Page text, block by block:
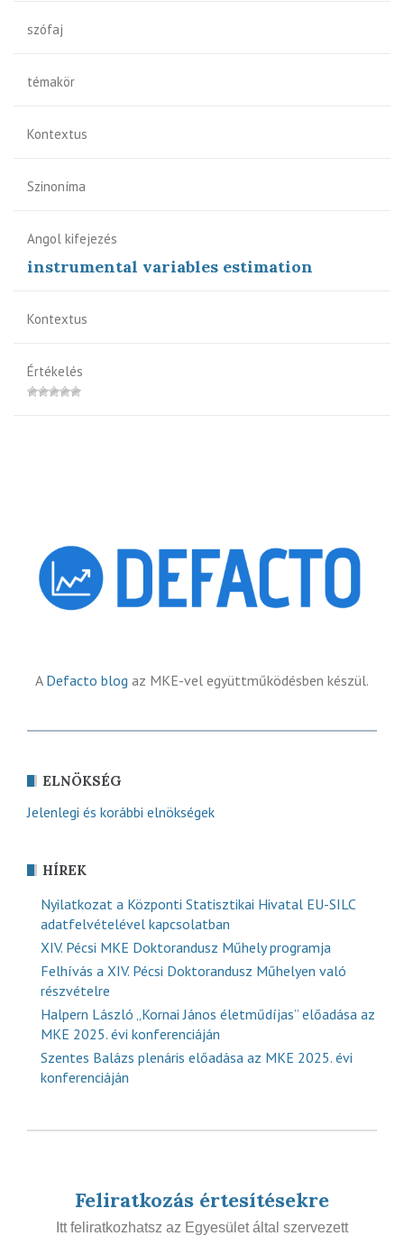
szófaj
témakör
Kontextus
Szinoníma
Angol kifejezés
instrumental variables estimation
Kontextus
Értékelés
A Defacto blog az MKE-vel együttműködésben készül.
ELNÖKSÉG
Jelenlegi és korábbi elnökségek
HÍREK
Nyilatkozat a Központi Statisztikai Hivatal EU-SILC
adatfelvételével kapcsolatban
XIV. Pécsi MKE Doktorandusz Műhely programja
Felhívás a XIV. Pécsi Doktorandusz Műhelyen való
részvételre
Halpern László „Kornai János életműdíjas” előadása az
MKE 2025. évi konferenciáján
Szentes Balázs plenáris előadása az MKE 2025. évi
konferenciáján
Feliratkozás értesítésekre
Itt feliratkozhatsz az Egyesület által szervezett